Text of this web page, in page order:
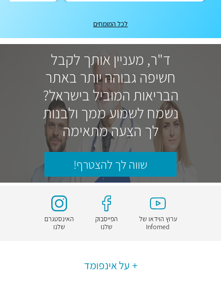
לכל המומחים
ד"ר, מעניין אותך לקבל
חשיפה גבוהה יותר באתר
הבריאות המוביל בישראל?
נשמח לשמוע ממך ולבנות
לך הצעה מתאימה
שווה לך להצטרף!
ערוץ הוידאו של
Infomed
הפייסבוק
שלנו
האינסטגרם
שלנו
על אינפומד